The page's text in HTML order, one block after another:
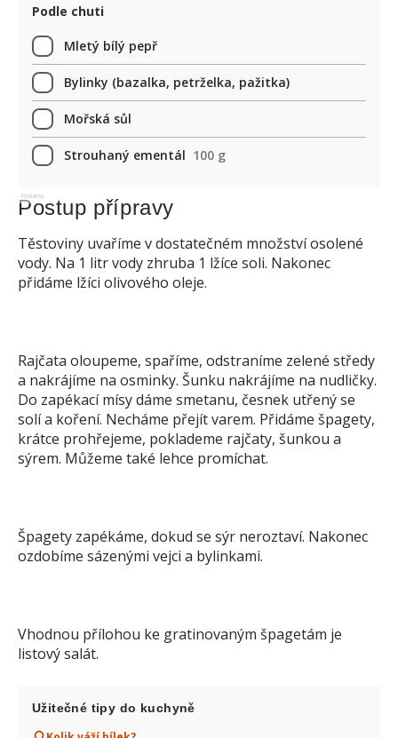
Podle chuti
Mletý bílý pepř
Bylinky (bazalka, petrželka, pažitka)
Mořská sůl
Strouhaný ementál 100 g
Reklama
Postup přípravy
Těstoviny uvaříme v dostatečném množství osolené
vody. Na 1 litr vody zhruba 1 lžíce soli. Nakonec
přidáme lžíci olivového oleje.
Rajčata oloupeme, spaříme, odstraníme zelené středy
a nakrájíme na osminky. Šunku nakrájíme na nudličky.
Do zapékací mísy dáme smetanu, česnek utřený se
solí a koření. Necháme přejít varem. Přidáme špagety,
krátce prohřejeme, poklademe rajčaty, šunkou a
sýrem. Můžeme také lehce promíchat.
Špagety zapékáme, dokud se sýr neroztaví. Nakonec
ozdobíme sázenými vejci a bylinkami.
Vhodnou přílohou ke gratinovaným špagetám je
listový salát.
Užitečné tipy do kuchyně